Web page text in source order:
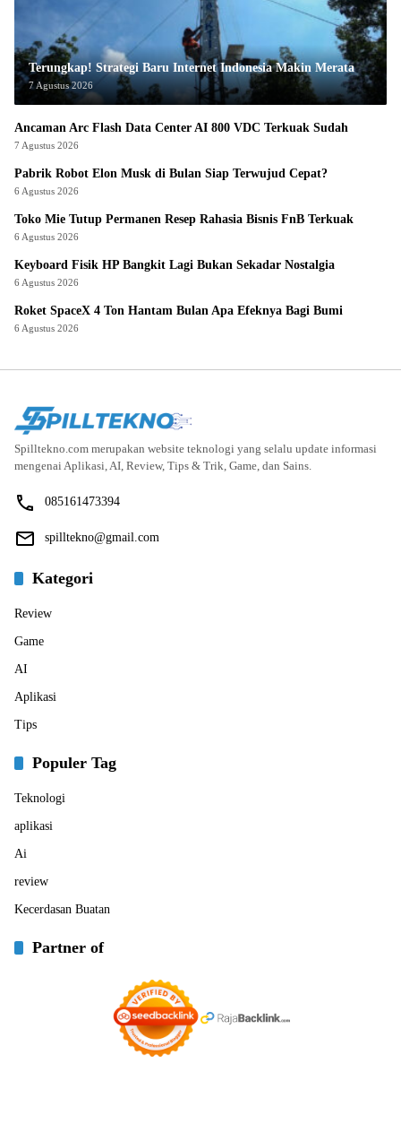
Terungkap! Strategi Baru Internet Indonesia Makin Merata
7 Agustus 2026
Ancaman Arc Flash Data Center AI 800 VDC Terkuak Sudah
7 Agustus 2026
Pabrik Robot Elon Musk di Bulan Siap Terwujud Cepat?
6 Agustus 2026
Toko Mie Tutup Permanen Resep Rahasia Bisnis FnB Terkuak
6 Agustus 2026
Keyboard Fisik HP Bangkit Lagi Bukan Sekadar Nostalgia
6 Agustus 2026
Roket SpaceX 4 Ton Hantam Bulan Apa Efeknya Bagi Bumi
6 Agustus 2026
Spilltekno.com merupakan website teknologi yang selalu update informasi
mengenai Aplikasi, AI, Review, Tips & Trik, Game, dan Sains.
085161473394
spilltekno@gmail.com
Kategori
Review
Game
AI
Aplikasi
Tips
Populer Tag
Teknologi
aplikasi
Ai
review
Kecerdasan Buatan
Partner of